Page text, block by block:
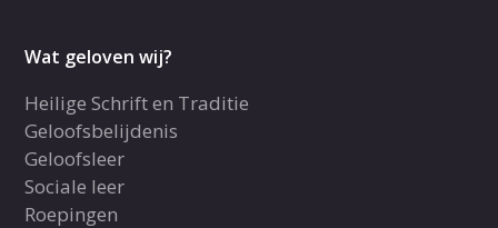
Wat geloven wij?
Heilige Schrift en Traditie
Geloofsbelijdenis
Geloofsleer
Sociale leer
Roepingen